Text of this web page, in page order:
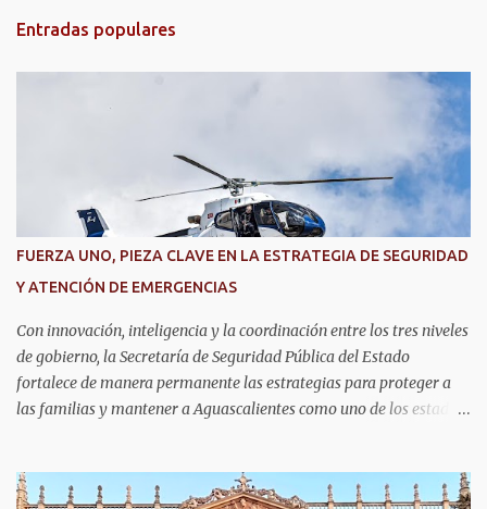
t
Entradas populares
FUERZA UNO, PIEZA CLAVE EN LA ESTRATEGIA DE SEGURIDAD
Y ATENCIÓN DE EMERGENCIAS
Con innovación, inteligencia y la coordinación entre los tres niveles
de gobierno, la Secretaría de Seguridad Pública del Estado
fortalece de manera permanente las estrategias para proteger a
las familias y mantener a Aguascalientes como uno de los estados
aérea, brindar apoyo táctico a los operativos de seguridad,